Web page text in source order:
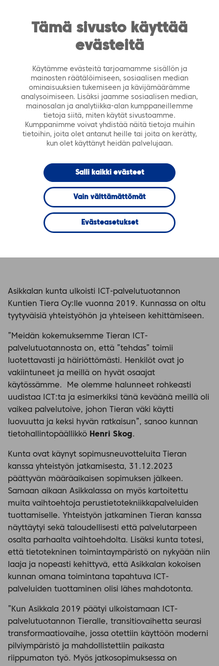
Tämä sivusto käyttää
evästeitä
Käytämme evästeitä tarjoamamme sisällön ja
mainosten räätälöimiseen, sosiaalisen median
ominaisuuksien tukemiseen ja kävijämäärämme
analysoimiseen. Lisäksi jaamme sosiaalisen median,
mainosalan ja analytiikka-alan kumppaneillemme
tietoja siitä, miten käytät sivustoamme.
Kumppanimme voivat yhdistää näitä tietoja muihin
tietoihin, joita olet antanut heille tai joita on kerätty,
kun olet käyttänyt heidän palvelujaan.
Salli kaikki evästeet
Vain välttämättömät
Evästeasetukset
https://tiera.fi/name FI SV
Asikkala jatkavat kumppanuuttaan ICT-palveluissa
TIEDOTTEET 12.6.2023
Tiera ja Asikkala
jatkavat
kumppanuuttaan
ICT-palveluissa
Asikkalan kunta ulkoisti ICT-palvelutuotannon
Kuntien Tiera Oy:lle vuonna 2019. Kunnassa on oltu
tyytyväisiä yhteistyöhön ja yhteiseen kehittämiseen.
”Meidän kokemuksemme Tieran ICT-
palvelutuotannosta on, että ”tehdas” toimii
luotettavasti ja häiriöttömästi. Henkilöt ovat jo
vakiintuneet ja meillä on hyvät osaajat
käytössämme. Me olemme halunneet rohkeasti
uudistaa ICT:ta ja esimerkiksi tänä keväänä meillä oli
vaikea palvelutoive, johon Tieran väki käytti
luovuutta ja keksi hyvän ratkaisun”, sanoo kunnan
tietohallintopäällikkö Henri Skog.
Kunta ovat käynyt sopimusneuvotteluita Tieran
kanssa yhteistyön jatkamisesta, 31.12.2023
päättyvän määräaikaisen sopimuksen jälkeen.
Samaan aikaan Asikkalassa on myös kartoitettu
muita vaihtoehtoja perustietotekniikkapalveluiden
tuottamiselle. Yhteistyön jatkaminen Tieran kanssa
näyttäytyi sekä taloudellisesti että palvelutarpeen
osalta parhaalta vaihtoehdolta. Lisäksi kunta totesi,
että tietotekninen toimintaympäristö on nykyään niin
laaja ja nopeasti kehittyvä, että Asikkalan kokoisen
kunnan omana toimintana tapahtuva ICT-
palveluiden tuottaminen olisi lähes mahdotonta.
”Kun Asikkala 2019 päätyi ulkoistamaan ICT-
palvelutuotannon Tieralle, transitiovaihetta seurasi
transformaatiovaihe, jossa otettiin käyttöön moderni
pilviympäristö ja mahdollistettiin paikasta
riippumaton työ. Myös jatkosopimuksessa on